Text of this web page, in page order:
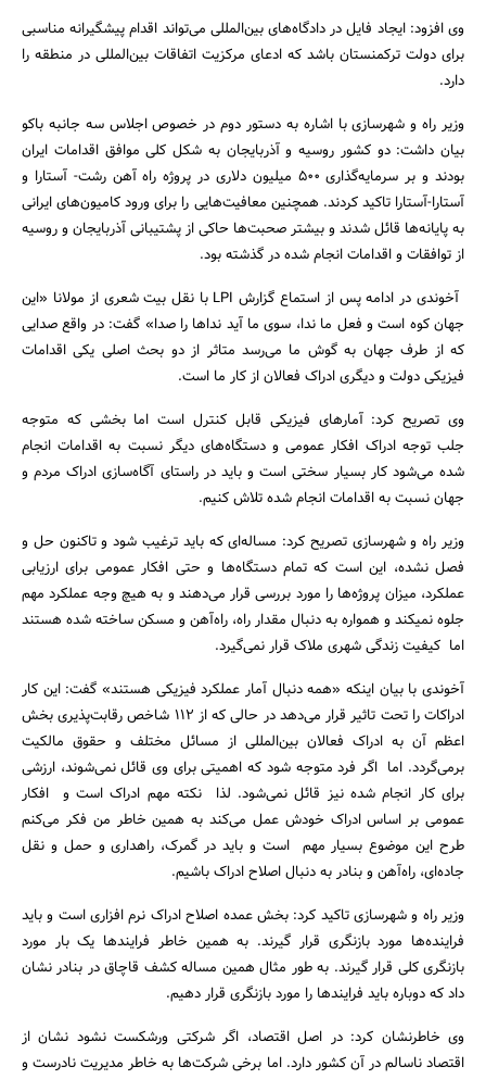
وی افزود: ایجاد فایل در دادگاه‌های بین‌المللی می‌تواند اقدام پیشگیرانه مناسبی
برای دولت ترکمنستان باشد که ادعای مرکزیت اتفاقات بین‌المللی در منطقه را
دارد.
وزیر راه و شهرسازی با اشاره به دستور دوم در خصوص اجلاس سه جانبه باکو
بیان داشت: دو کشور روسیه و آذربایجان به شکل کلی موافق اقدامات ایران
بودند و بر سرمایه‌گذاری 500 میلیون دلاری در پروژه راه آهن رشت- آستارا و
آستارا-آستارا تاکید کردند. همچنین معافیت‌هایی را برای ورود کامیون‌های ایرانی
به پایانه‌ها قائل شدند و بیشتر صحبت‌ها حاکی از پشتیبانی آذربایجان و روسیه
از توافقات و اقدامات انجام شده در گذشته بود.
آخوندی در ادامه پس از استماع گزارش LPI با نقل بیت شعری از مولانا «این
جهان کوه است و فعل ما ندا، سوی ما آید نداها را صدا» گفت: در واقع صدایی
که از طرف جهان به گوش ما می‌رسد متاثر از دو بحث اصلی یکی اقدامات
فیزیکی دولت و دیگری ادراک فعالان از کار ما است.
وی تصریح کرد: آمارهای فیزیکی قابل کنترل است اما بخشی که متوجه
جلب توجه ادراک افکار عمومی و دستگاه‌های دیگر نسبت به اقدامات انجام
شده می‌شود کار بسیار سختی است و باید در راستای آگاه‌سازی ادراک مردم و
جهان نسبت به اقدامات انجام شده تلاش کنیم.
وزیر راه و شهرسازی تصریح کرد: مساله‌ای که باید ترغیب شود و تاکنون حل و
فصل نشده، این است که تمام دستگاه‌ها و حتی افکار عمومی برای ارزیابی
عملکرد، میزان پروژه‌ها را مورد بررسی قرار می‌دهند و به هیچ وجه عملکرد مهم
جلوه نمیکند و همواره به دنبال مقدار راه، راه‌آهن و مسکن ساخته شده هستند
اما کیفیت زندگی شهری ملاک قرار نمی‌گیرد.
آخوندی با بیان اینکه «همه دنبال آمار عملکرد فیزیکی هستند» گفت: این کار
ادراکات را تحت تاثیر قرار می‌دهد در حالی که از 112 شاخص رقابت‌پذیری بخش
اعظم آن به ادراک فعالان بین‌المللی از مسائل مختلف و حقوق مالکیت
برمی‌گردد. اما اگر فرد متوجه شود که اهمیتی برای وی قائل نمی‌شوند، ارزشی
برای کار انجام شده نیز قائل نمی‌شود. لذا نکته مهم ادراک است و افکار
عمومی بر اساس ادراک خودش عمل می‌کند به همین خاطر من فکر می‌کنم
طرح این موضوع بسیار مهم است و باید در گمرک، راهداری و حمل و نقل
جاده‌ای، راه‌آهن و بنادر به دنبال اصلاح ادراک باشیم.
وزیر راه و شهرسازی تاکید کرد: بخش عمده اصلاح ادراک نرم افزاری است و باید
فراینده‌ها مورد بازنگری قرار گیرند. به همین خاطر فرایندها یک بار مورد
بازنگری کلی قرار گیرند. به طور مثال همین مساله کشف قاچاق در بنادر نشان
داد که دوباره باید فرایندها را مورد بازنگری قرار دهیم.
وی خاطرنشان کرد: در اصل اقتصاد، اگر شرکتی ورشکست نشود نشان از
اقتصاد ناسالم در آن کشور دارد. اما برخی شرکت‌ها به خاطر مدیریت نادرست و